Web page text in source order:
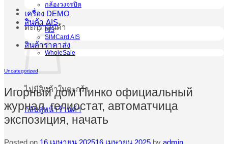
ตะกร้าสินค้า
ไม่มีสินค้าในตะกร้า
กลับสู่หน้าร้านค้า
กล้องวงจรปิด
เครื่อง DEMO
สินค้า AIS
AIS
SIMCard AIS
สินค้าราคาส่ง
WholeSale
Uncategorized
Игорный дом Пинко официальный
журнал, гелиостат, автоматчица
экспозиция, начать
Posted on 16 เมษายน 202516 เมษายน 2025 by admin